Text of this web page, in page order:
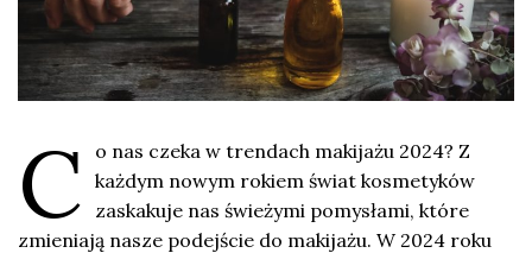
C
o nas czeka w trendach makijażu 2024? Z
każdym nowym rokiem świat kosmetyków
zaskakuje nas świeżymi pomysłami, które
zmieniają nasze podejście do makijażu. W 2024 roku